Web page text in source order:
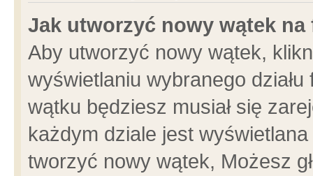
Jak utworzyć nowy wątek na
Aby utworzyć nowy wątek,
wyświetlaniu wybranego
wątku będziesz musiał się
każdym dziale jest
tworzyć nowy wątek, Możesz